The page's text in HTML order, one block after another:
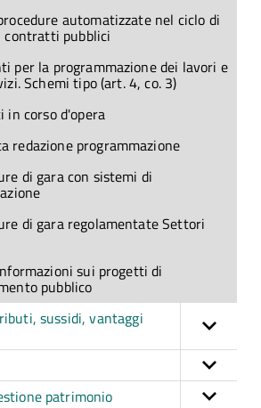
automatizzate nel ciclo di
contratti pubblici
per la programmazione dei lavori e
Schemi tipo (art. 4, co. 3)
in corso d'opera
redazione programmazione
di gara con sistemi di
di gara regolamentate Settori
sui progetti di
pubblico
sussidi, vantaggi
patrimonio